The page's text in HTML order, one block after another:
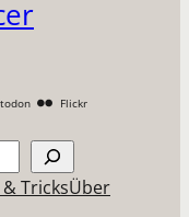
Flickr
TricksÜber